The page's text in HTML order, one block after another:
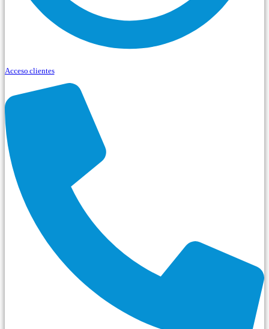
Acceso clientes